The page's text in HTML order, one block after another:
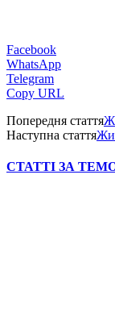
Facebook
WhatsApp
Telegram
Copy URL
Попередня стаття
Наступна стаття
СТАТТІ ЗА